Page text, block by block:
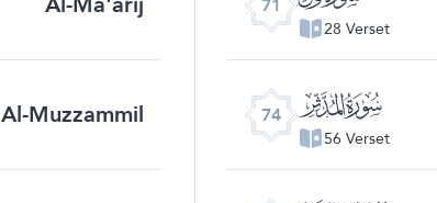
28 Verset
Al-Muzzammil 74 ﯷ
56 Verset